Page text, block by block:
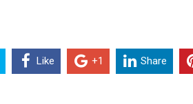
Like +1 Share